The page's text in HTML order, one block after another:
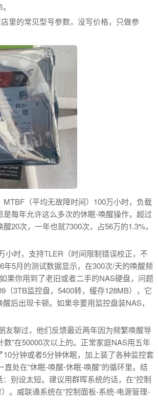
里的常见型号参数，没写价格，只做参
（平均无故障时间）100万小时，负载
每年允许这么多次的休眠-唤醒操作，超过
20次，一年也就7300次，占56万的1.3%，
小时，支持TLER（时间限制错误校正，不
5月的测试数据显示，在300次/天的唤醒频
果你用到了老旧或者二手的NAS硬盘，问题
3TB监控盘，5400转，缓存128MB），它
后出现卡顿。如果非要用监控盘装NAS，
友聊过，他们反馈最近两年因为频繁唤醒导
”在50000次以上的。正常家庭NAS用五年
分钟或者5分钟休眠，加上装了各种监控套
处在“休眠-唤醒-休眠-唤醒”的循环里。结
别设太短。建议用群晖系统的话，在“控制
。威联通系统在“控制面板-系统-电源管理-